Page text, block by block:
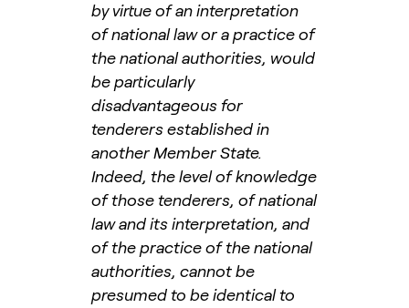
by virtue of an interpretation
of national law or a practice of
the national authorities, would
be particularly
disadvantageous for
tenderers established in
another Member State.
Indeed, the level of knowledge
of those tenderers, of national
law and its interpretation, and
of the practice of the national
authorities, cannot be
presumed to be identical to